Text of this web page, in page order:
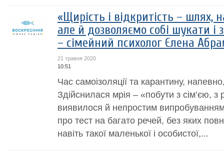
«Щирість і відкритість – шлях,
але й дозволяємо собі шукати і
– сімейний психолог Єлена
21 травня 2020
10:51
Час самоізоляції та карантину,
Здійснилася мрія – «побути з сім’єю,
виявилося й непростим
про тест на багато речей, без яких
навіть такої маленької і особистої,...